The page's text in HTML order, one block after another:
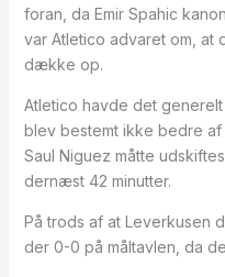
foran, da Emir Spahic
var Atletico advaret om,
dække op.
Atletico havde det
blev bestemt ikke bedre af
Saul Niguez måtte
dernæst 42 minutter.
På trods af at Leverkusen
der 0-0 på måltavlen, da